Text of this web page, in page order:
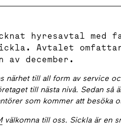
hyresavtal med
Avtalet omfattar
december.
närhet till all form av service
till nästa nivå. Sedan
som kommer att besöka
välkomna till oss. Sickla är en